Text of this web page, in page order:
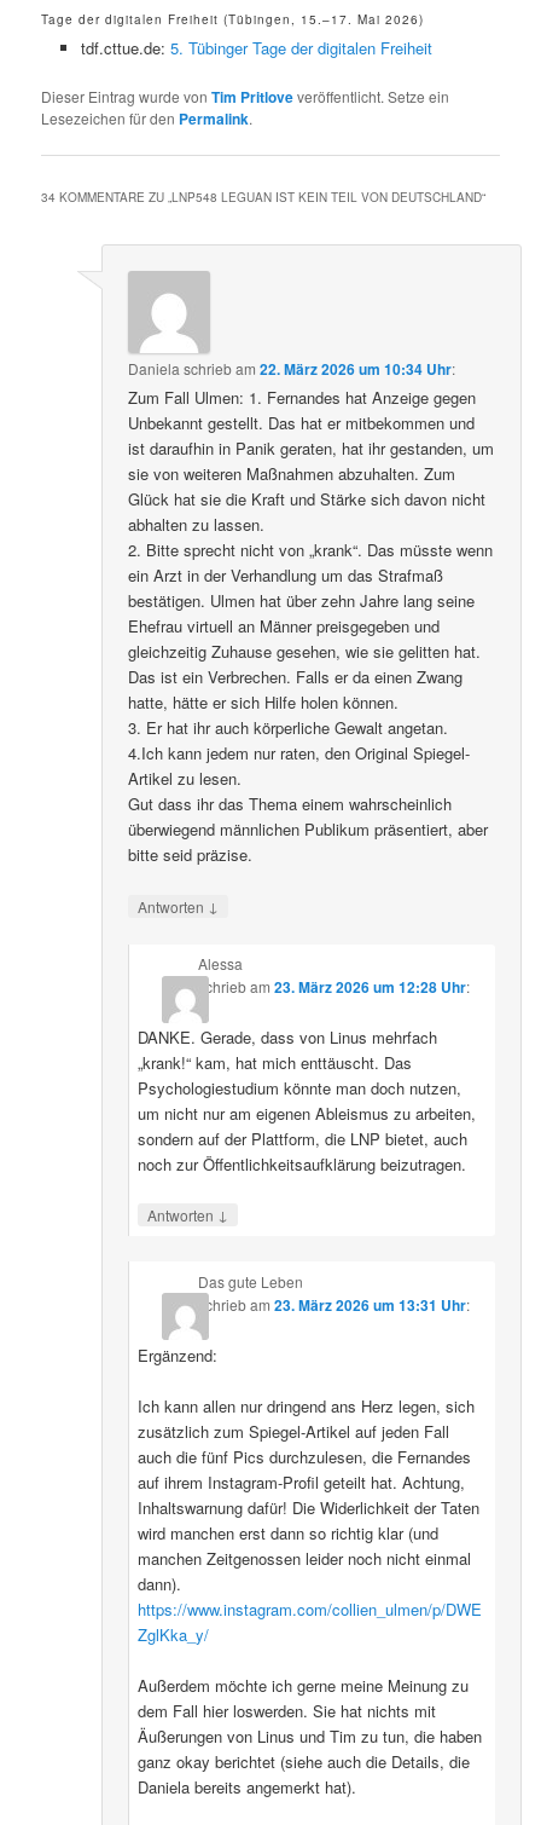
Tage der digitalen Freiheit (Tübingen, 15.–17. Mai 2026)
tdf.cttue.de: 5. Tübinger Tage der digitalen Freiheit
Dieser Eintrag wurde vonTim Pritloveveröffentlicht. Setze ein
Lesezeichen für den Permalink.
34 KOMMENTARE ZU „LNP548 LEGUAN IST KEIN TEIL VON DEUTSCHLAND“
Daniela schriebam22. März 2026 um 10:34 Uhr:
Zum Fall Ulmen: 1. Fernandes hat Anzeige gegen
Unbekannt gestellt. Das hat er mitbekommen und
ist daraufhin in Panik geraten, hat ihr gestanden, um
sie von weiteren Maßnahmen abzuhalten. Zum
Glück hat sie die Kraft und Stärke sich davon nicht
abhalten zu lassen.
2. Bitte sprecht nicht von „krank“. Das müsste wenn
ein Arzt in der Verhandlung um das Strafmaß
bestätigen. Ulmen hat über zehn Jahre lang seine
Ehefrau virtuell an Männer preisgegeben und
gleichzeitig Zuhause gesehen, wie sie gelitten hat.
Das ist ein Verbrechen. Falls er da einen Zwang
hatte, hätte er sich Hilfe holen können.
3. Er hat ihr auch körperliche Gewalt angetan.
4.Ich kann jedem nur raten, den Original Spiegel-
Artikel zu lesen.
Gut dass ihr das Thema einem wahrscheinlich
überwiegend männlichen Publikum präsentiert, aber
bitte seid präzise.
Antworten ↓
Alessa
schriebam 23. März 2026 um 12:28 Uhr:
DANKE. Gerade, dass von Linus mehrfach
„krank!“ kam, hat mich enttäuscht. Das
Psychologiestudium könnte man doch nutzen,
um nicht nur am eigenen Ableismus zu arbeiten,
sondern auf der Plattform, die LNP bietet, auch
noch zur Öffentlichkeitsaufklärung beizutragen.
Antworten ↓
Das gute Leben
schriebam 23. März 2026 um 13:31 Uhr:
Ergänzend:
Ich kann allen nur dringend ans Herz legen, sich
zusätzlich zum Spiegel-Artikel auf jeden Fall
auch die fünf Pics durchzulesen, die Fernandes
auf ihrem Instagram-Profil geteilt hat. Achtung,
Inhaltswarnung dafür! Die Widerlichkeit der Taten
wird manchen erst dann so richtig klar (und
manchen Zeitgenossen leider noch nicht einmal
dann).
https://www.instagram.com/collien_ulmen/p/DWE
ZglKka_y/
Außerdem möchte ich gerne meine Meinung zu
dem Fall hier loswerden. Sie hat nichts mit
Äußerungen von Linus und Tim zu tun, die haben
ganz okay berichtet (siehe auch die Details, die
Daniela bereits angemerkt hat).